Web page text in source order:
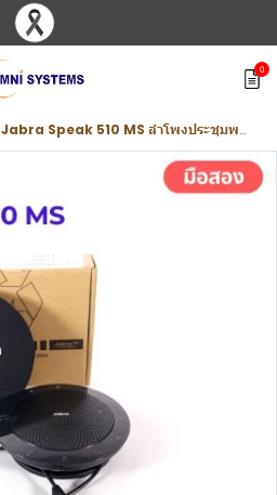
0
Jabra Speak 510 MS ลำโพงประชุมพกพา พร้อมไมค์รอบทิศทาง